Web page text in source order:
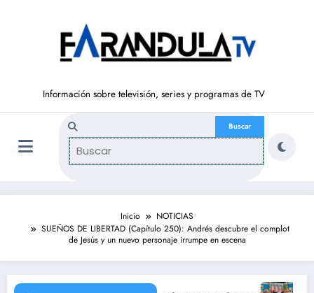
Información sobre televisión, series y programas de TV
Inicio
NOTICIAS
SUEÑOS DE LIBERTAD (Capítulo 250): Andrés descubre el complot
de Jesús y un nuevo personaje irrumpe en escena